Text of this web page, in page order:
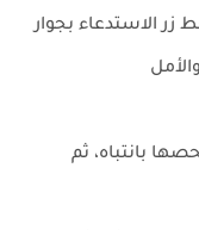
زر الاستدعاء بجوار
بانتباه، ثم